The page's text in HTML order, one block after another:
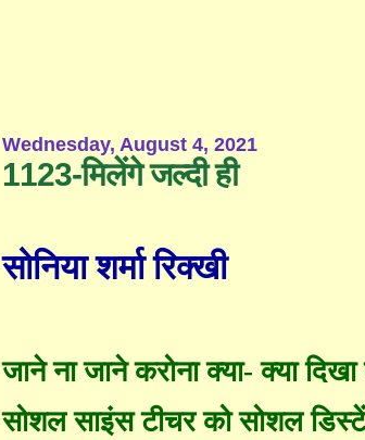
Wednesday, August 4, 2021
1123-मिलेंगे जल्दी ही
सोनियाशर्मारिक्खी
जाने ना जाने करोना क्या- क्यादिखा
सोशलसाइंस टीचर को सोशल